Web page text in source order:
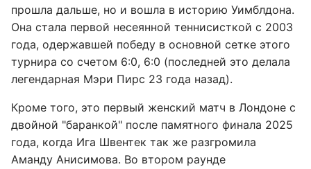
прошла дальше, но и вошла в историю Уимблдона.
Она стала первой несеянной теннисисткой с 2003
года, одержавшей победу в основной сетке этого
турнира со счетом 6:0, 6:0 (последней это делала
легендарная Мэри Пирс 23 года назад).
Кроме того, это первый женский матч в Лондоне с
двойной "баранкой" после памятного финала 2025
года, когда Ига Швентек так же разгромила
Аманду Анисимова. Во втором раунде